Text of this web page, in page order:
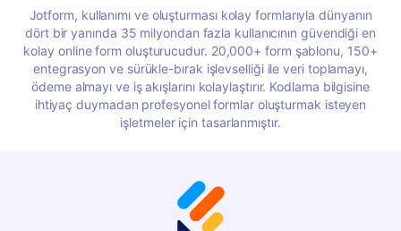
Jotform, kullanımı ve oluşturması kolay formlarıyla dünyanın
dört bir yanında 35 milyondan fazla kullanıcının güvendiği en
kolay online form oluşturucudur. 20,000+ form şablonu, 150+
entegrasyon ve sürükle-bırak işlevselliği ile veri toplamayı,
ödeme almayı ve iş akışlarını kolaylaştırır. Kodlama bilgisine
ihtiyaç duymadan profesyonel formlar oluşturmak isteyen
işletmeler için tasarlanmıştır.